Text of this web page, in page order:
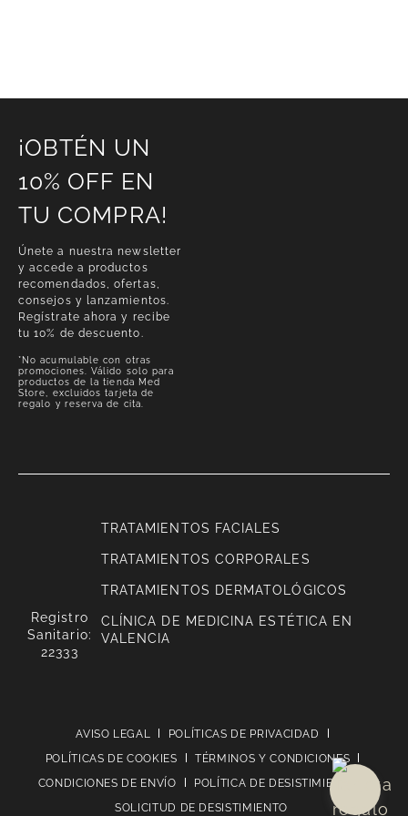
¡OBTÉN UN
10% OFF EN
TU COMPRA!
Únete a nuestra newsletter
y accede a productos
recomendados, ofertas,
consejos y lanzamientos.
Regístrate ahora y recibe
tu 10% de descuento.
*No acumulable con otras
promociones. Válido solo para
productos de la tienda Med
Store, excluidos tarjeta de
regalo y reserva de cita.
Registro
Sanitario:
22333
TRATAMIENTOS FACIALES
TRATAMIENTOS CORPORALES
TRATAMIENTOS DERMATOLÓGICOS
CLÍNICA DE MEDICINA ESTÉTICA EN
VALENCIA
AVISO LEGAL
POLÍTICAS DE PRIVACIDAD
POLÍTICAS DE COOKIES
TÉRMINOS Y CONDICIONES
CONDICIONES DE ENVÍO
POLÍTICA DE DESISTIMIENTO
SOLICITUD DE DESISTIMIENTO